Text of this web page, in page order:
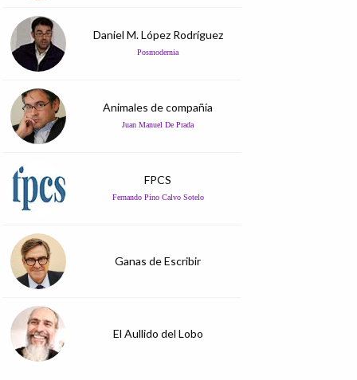
Daniel M. López Rodríguez
Posmodernia
Animales de compañía
Juan Manuel De Prada
FPCS
Fernando Pino Calvo Sotelo
Ganas de Escribir
El Aullido del Lobo